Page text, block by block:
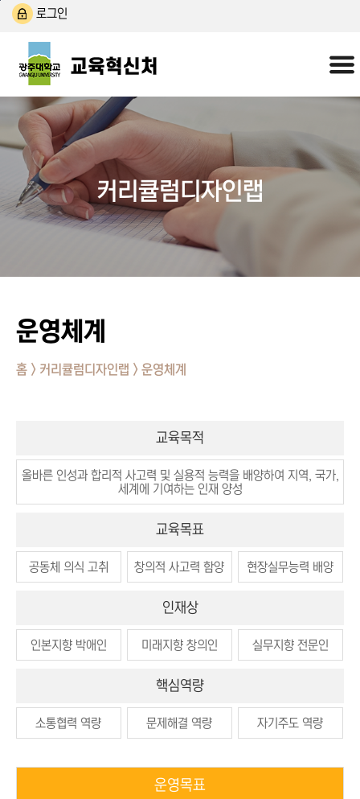
본문 바로가기
주 메뉴 바로가기
로그인
커리큘럼디자인랩
운영체계
홈 > 커리큘럼디자인랩 > 운영체계
교육목적
올바른 인성과 합리적 사고력 및 실용적 능력을 배양하여 지역, 국가,
세계에 기여하는 인재 양성
교육목표
공동체 의식 고취 창의적 사고력 함양 현장실무능력 배양
인재상
인본지향 박애인 미래지향 창의인 실무지향 전문인
핵심역량
소통협력 역량 문제해결 역량 자기주도 역량
운영목표